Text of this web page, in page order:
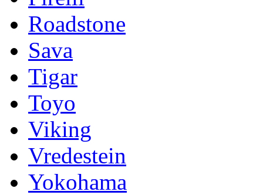
Roadstone
Sava
Tigar
Toyo
Viking
Vredestein
Yokohama